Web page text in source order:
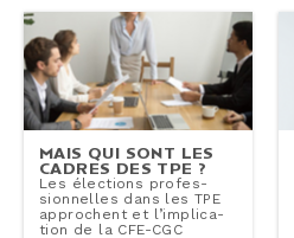
MAIS QUI SONT LES
CADRES DES TPE ?
Les élections pro­fes­
sion­nelles dans les TPE
ap­prochent et l’im­pli­ca­
tion de la CFE-CGC